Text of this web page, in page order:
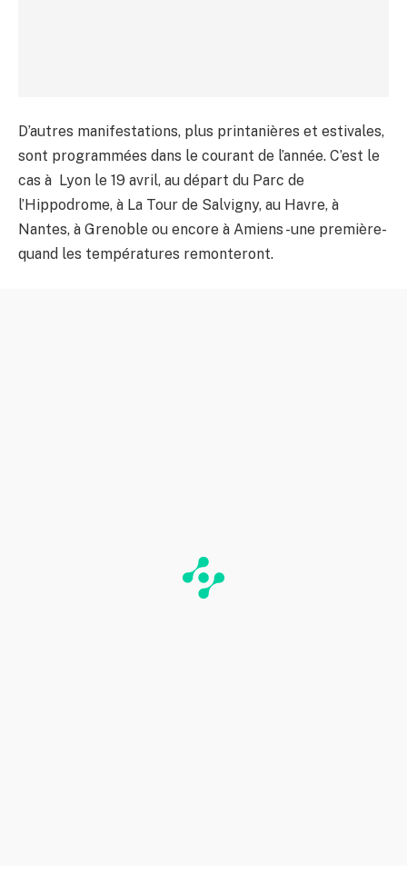
D’autres manifestations, plus printanières et estivales,
sont programmées dans le courant de l’année. C’est le
cas à Lyon le 19 avril, au départ du Parc de
l’Hippodrome, à La Tour de Salvigny, au Havre, à
Nantes, à Grenoble ou encore à Amiens -une première-
quand les températures remonteront.